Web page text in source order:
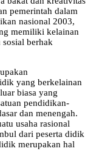
pemerintah dalam
nasional 2003,
memiliki kelainan
berhak
yang berkelainan
biasa yang
pendidikan-
dan menengah.
usaha rasional
dari peserta didik
merupakan hal